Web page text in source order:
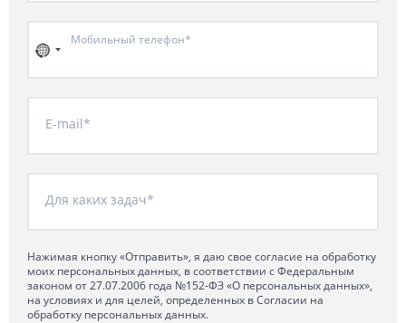
Мобильный телефон*
E-mail*
Для каких задач*
Нажимая кнопку «Отправить», я даю свое согласие на обработку
моих персональных данных, в соответствии с Федеральным
законом от 27.07.2006 года №152-ФЗ «О персональных данных»,
на условиях и для целей, определенных в Согласии на
обработку персональных данных.